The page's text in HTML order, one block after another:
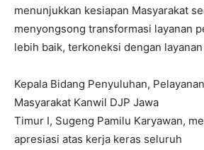
menunjukkan kesiapan Masyarakat
menyongsong transformasi layanan
lebih baik, terkoneksi dengan
Kepala Bidang Penyuluhan,
Masyarakat Kanwil DJP Jawa
Timur I, Sugeng Pamilu Karyawan,
apresiasi atas kerja keras seluruh